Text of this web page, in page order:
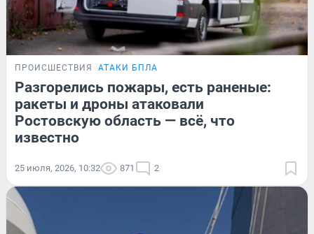
ПРОИСШЕСТВИЯ АТАКИ БПЛА
Разгорелись пожары, есть раненые:
ракеты и дроны атаковали
Ростовскую область — всё, что
известно
25 июля, 2026, 10:32 871 2